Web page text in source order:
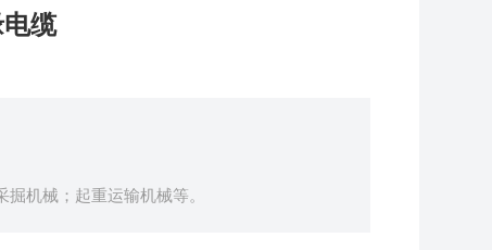
缆
机械；起重运输机械等。